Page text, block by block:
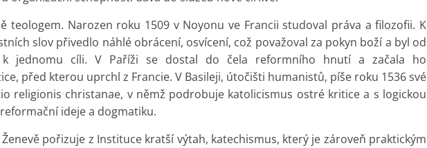
teologem. Narozen roku 1509 v Noyonu ve Francii studoval práva a filozofii. K
slov přivedlo náhlé obrácení, osvícení, což považoval za pokyn boží a byl od
jednomu cíli. V Paříži se dostal do čela reformního hnutí a začala ho
před kterou uprchl z Francie. V Basileji, útočišti humanistů, píše roku 1536 své
religionis christanae, v němž podrobuje katolicismus ostré kritice a s logickou
ideje a dogmatiku.
pořizuje z Instituce kratší výtah, katechismus, který je zároveň praktickým